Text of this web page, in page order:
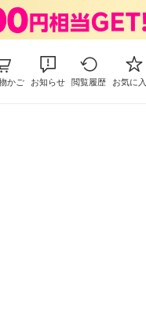
かご お知らせ 閲覧履歴 お気に